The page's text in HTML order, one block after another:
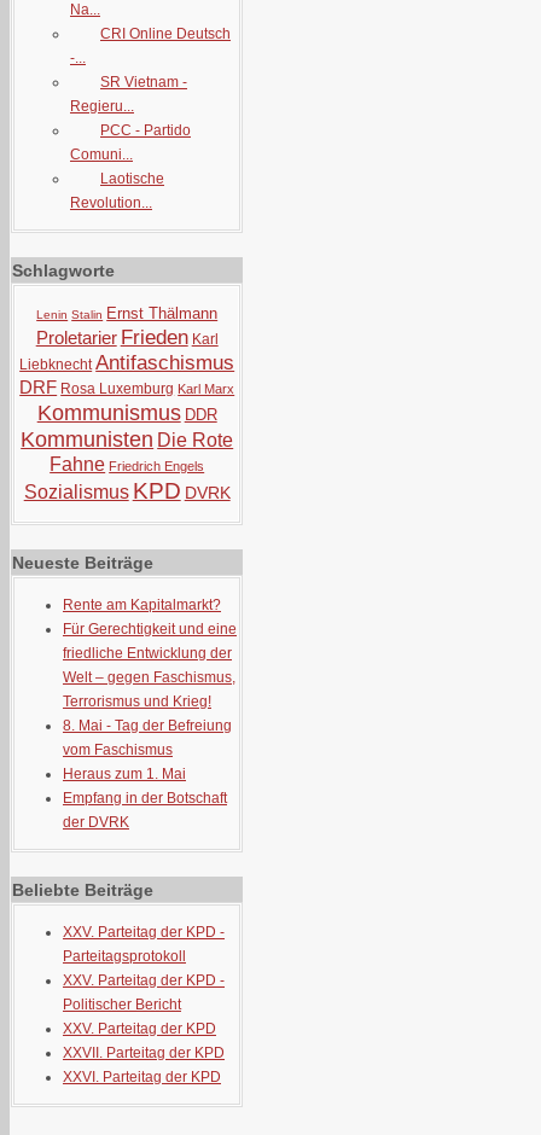
Na...
CRI Online Deutsch
-...
SR Vietnam -
Regieru...
PCC - Partido
Comuni...
Laotische
Revolution...
Schlagworte
Lenin Stalin Ernst Thälmann
Proletarier Frieden Karl
Liebknecht Antifaschismus
DRF Rosa Luxemburg Karl Marx
Kommunismus DDR
Kommunisten Die Rote
Fahne Friedrich Engels
Sozialismus KPD DVRK
Neueste Beiträge
Rente am Kapitalmarkt?
Für Gerechtigkeit und eine
friedliche Entwicklung der
Welt – gegen Faschismus,
Terrorismus und Krieg!
8. Mai - Tag der Befreiung
vom Faschismus
Heraus zum 1. Mai
Empfang in der Botschaft
der DVRK
Beliebte Beiträge
XXV. Parteitag der KPD -
Parteitagsprotokoll
XXV. Parteitag der KPD -
Politischer Bericht
XXV. Parteitag der KPD
XXVII. Parteitag der KPD
XXVI. Parteitag der KPD